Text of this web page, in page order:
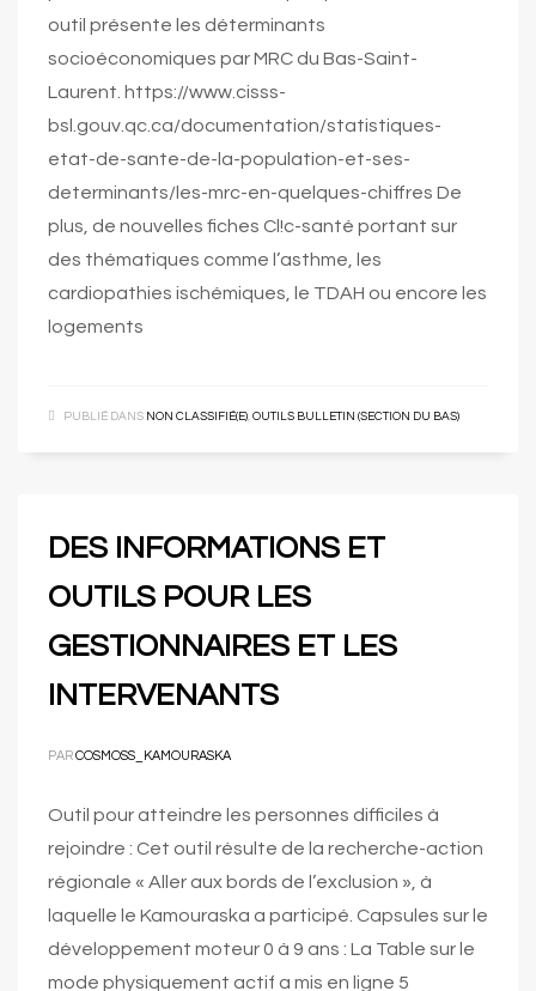
outil présente les déterminants
socioéconomiques par MRC du Bas-Saint-
Laurent. https://www.cisss-
bsl.gouv.qc.ca/documentation/statistiques-
etat-de-sante-de-la-population-et-ses-
determinants/les-mrc-en-quelques-chiffres De
plus, de nouvelles fiches Cl!c-santé portant sur
des thématiques comme l’asthme, les
cardiopathies ischémiques, le TDAH ou encore les
logements
PUBLIÉ DANS NON CLASSIFIÉ(E), OUTILS BULLETIN (SECTION DU BAS)
DES INFORMATIONS ET
OUTILS POUR LES
GESTIONNAIRES ET LES
INTERVENANTS
PARCOSMOSS_KAMOURASKA
Outil pour atteindre les personnes difficiles à
rejoindre : Cet outil résulte de la recherche-action
régionale « Aller aux bords de l’exclusion », à
laquelle le Kamouraska a participé. Capsules sur le
développement moteur 0 à 9 ans : La Table sur le
mode physiquement actif a mis en ligne 5